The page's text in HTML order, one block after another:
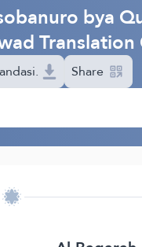
bya
Share